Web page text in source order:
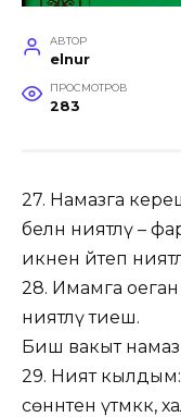
АВТОР
elnur
ПРОСМОТРОВ
283
27. Намазга
белән ниятләү –
икәнен әйтеп
28. Имамга
ниятләү тиеш.
Биш вакыт
29. Ният кылдым:
сөннәтен үтәмәккә,